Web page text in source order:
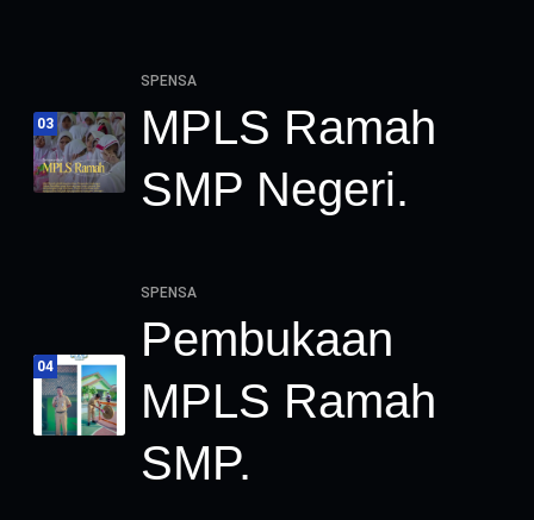
03
SPENSA
MPLS Ramah
SMP Negeri.
04
SPENSA
Pembukaan
MPLS Ramah
SMP.